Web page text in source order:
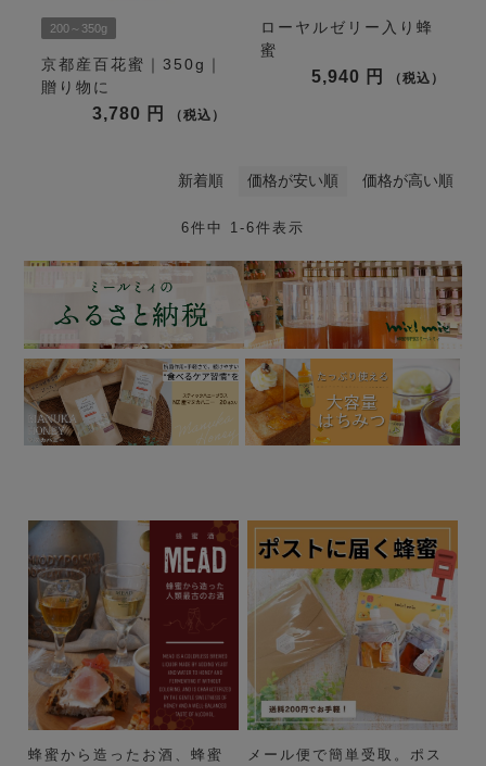
200～350g
京都産百花蜜｜350g｜
贈り物に
3,780 税込
ローヤルゼリー入り蜂
蜜
5,940 税込
新着順 価格が安い順 価格が高い順
6件中 1-6件表示
蜂蜜から造ったお酒、蜂蜜
メール便で簡単受取。ポス